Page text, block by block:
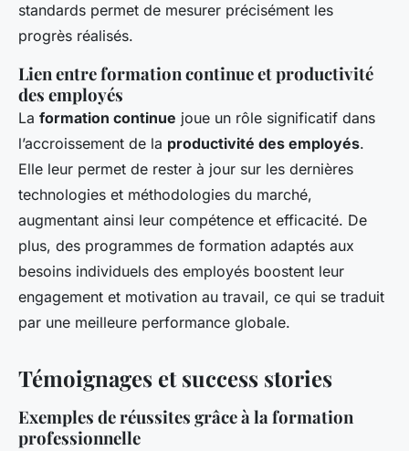
standards permet de mesurer précisément les
progrès réalisés.
Lien entre formation continue et productivité
des employés
La formation continue joue un rôle significatif dans
l’accroissement de la productivité des employés.
Elle leur permet de rester à jour sur les dernières
technologies et méthodologies du marché,
augmentant ainsi leur compétence et efficacité. De
plus, des programmes de formation adaptés aux
besoins individuels des employés boostent leur
engagement et motivation au travail, ce qui se traduit
par une meilleure performance globale.
Témoignages et success stories
Exemples de réussites grâce à la formation
professionnelle